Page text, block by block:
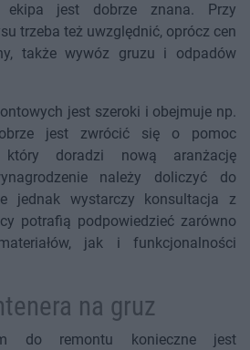
ekipa jest dobrze znana. Przy
trzeba też uwzględnić, oprócz cen
także wywóz gruzu i odpadów
jest szeroki i obejmuje np.
jest zwrócić się o pomoc
który doradzi nową aranżację
należy doliczyć do
jednak wystarczy konsultacja z
potrafią podpowiedzieć zarówno
jak i funkcjonalności
na gruz
do remontu konieczne jest